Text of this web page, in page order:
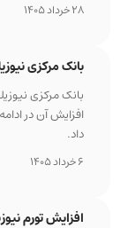
بانک مرکزی
بانک مرکزی
افزایش آن در ادامه
افزایش تورم نیوزیلند به ۳/۱ درصد بالاتر از